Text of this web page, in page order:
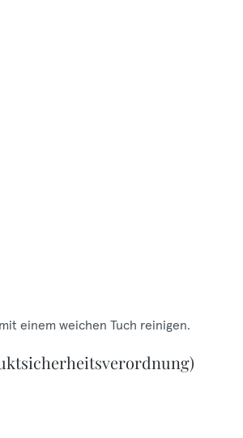
einem weichen Tuch reinigen.